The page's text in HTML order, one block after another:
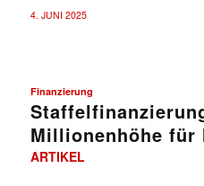
4. JUNI 2025
Finanzierung
Millionenhöhe für
ARTIKEL